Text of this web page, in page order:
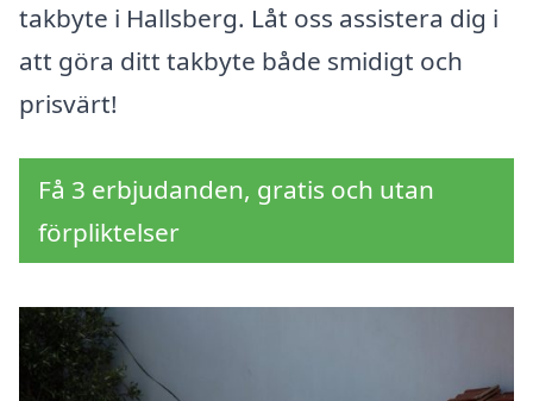
takbyte i Hallsberg. Låt oss assistera dig i
att göra ditt takbyte både smidigt och
prisvärt!
Få 3 erbjudanden, gratis och utan
förpliktelser